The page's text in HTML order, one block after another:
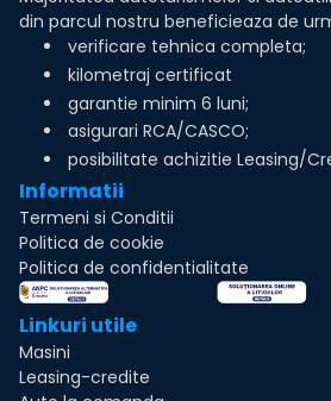
din parcul nostru beneficieaza de
verificare tehnica completa;
kilometraj certificat
garantie minim 6 luni;
asigurari RCA/CASCO;
posibilitate achizitie Leasing/
Informatii
Termeni si Conditii
Politica de cookie
Politica de confidentialitate
Linkuri utile
Masini
Leasing-credite